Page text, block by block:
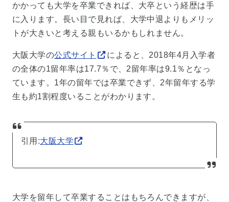
かかっても大学を卒業できれば、大卒という経歴は手
に入ります。長い目で見れば、大学中退よりもメリッ
トが大きいと考える親もいるかもしれません。
大阪大学の公式サイト
によると、2018年4月入学者
の全体の1留年率は17.7％で、2留年率は9.1％となっ
ています。1年の留年では卒業できず、2年留年する学
生も約1割程度いることがわかります。
引用:大阪大学
大学を留年して卒業することはもちろんできますが、